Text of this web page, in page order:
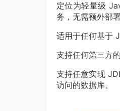
定位为轻量级
务，无需额外部
适用于任何基于
支持任何第三方
支持任意实现
访问的数据库。